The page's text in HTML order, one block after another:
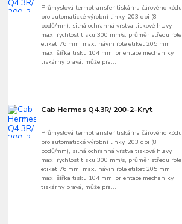
Průmyslová termotransfer tiskárna čárového kódu
pro automatické výrobní linky, 203 dpi (8
bodů/mm), silná ochranná vrstva tiskové hlavy,
max. rychlost tisku 300 mm/s, průměr středu role
etiket 76 mm, max. návin role etiket 205 mm,
max. šířka tisku 104 mm, orientace mechaniky
tiskárny pravá, může pra...
Cab Hermes Q4.3R/ 200-2-Kryt
Průmyslová termotransfer tiskárna čárového kódu
pro automatické výrobní linky, 203 dpi (8
bodů/mm), silná ochranná vrstva tiskové hlavy,
max. rychlost tisku 300 mm/s, průměr středu role
etiket 76 mm, max. návin role etiket 205 mm,
max. šířka tisku 104 mm, orientace mechaniky
tiskárny pravá, může pra...